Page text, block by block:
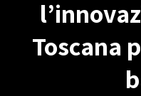
Toscana